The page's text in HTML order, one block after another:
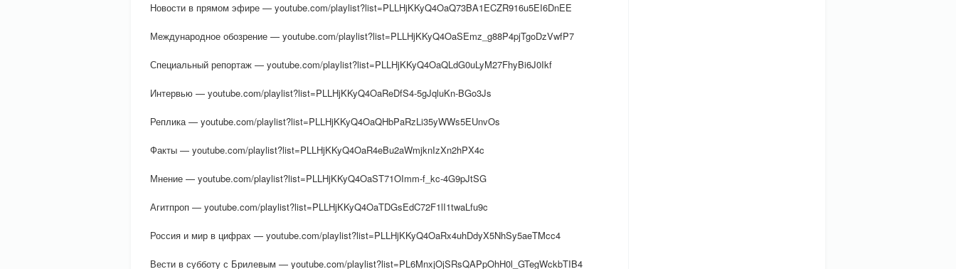
Новости в прямом эфире — youtube.com/playlist?list=PLLHjKKyQ4OaQ73BA1ECZR916u5EI6DnEE
Международное обозрение — youtube.com/playlist?list=PLLHjKKyQ4OaSEmz_g88P4pjTgoDzVwfP7
Специальный репортаж — youtube.com/playlist?list=PLLHjKKyQ4OaQLdG0uLyM27FhyBi6J0Ikf
Интервью — youtube.com/playlist?list=PLLHjKKyQ4OaReDfS4-5gJqluKn-BGo3Js
Реплика — youtube.com/playlist?list=PLLHjKKyQ4OaQHbPaRzLi35yWWs5EUnvOs
Факты — youtube.com/playlist?list=PLLHjKKyQ4OaR4eBu2aWmjknIzXn2hPX4c
Мнение — youtube.com/playlist?list=PLLHjKKyQ4OaST71OImm-f_kc-4G9pJtSG
Агитпроп — youtube.com/playlist?list=PLLHjKKyQ4OaTDGsEdC72F1lI1twaLfu9c
Россия и мир в цифрах — youtube.com/playlist?list=PLLHjKKyQ4OaRx4uhDdyX5NhSy5aeTMcc4
Вести в субботу с Брилевым — youtube.com/playlist?list=PL6MnxjOjSRsQAPpOhH0l_GTegWckbTIB4